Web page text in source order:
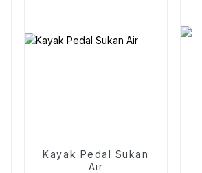
Kayak Pedal Sukan
Air